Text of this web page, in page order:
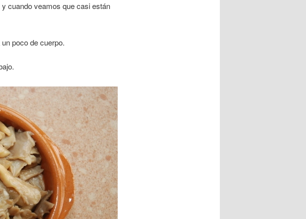
cuando veamos que casi están
poco de cuerpo.